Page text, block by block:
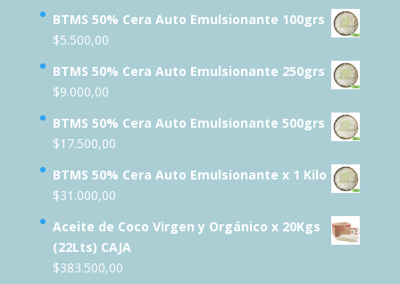
BTMS 50% Cera Auto Emulsionante 100grs
$5.500,00
BTMS 50% Cera Auto Emulsionante 250grs
$9.000,00
BTMS 50% Cera Auto Emulsionante 500grs
$17.500,00
BTMS 50% Cera Auto Emulsionante x 1 Kilo
$31.000,00
Aceite de Coco Virgen y Orgánico x 20Kgs
(22Lts) CAJA
$383.500,00